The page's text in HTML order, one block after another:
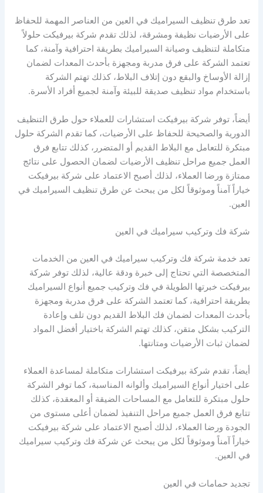
تعد طرق تنظيف السيراميك في العين من العناصر المهمة للحفاظ
على الأرضيات نظيفة ومشرقة، لذلك تقدم شركة بيرفيكت حلولاً
متكاملة لتنظيف وصيانة السيراميك بطريقة احترافية وآمنة، كما
تعتمد الشركة على فرق مدربة ومجهزة بأحدث المعدات لضمان
إزالة الأوساخ والبقع دون إتلاف البلاط، كذلك تهتم الشركة
باستخدام مواد تنظيف صديقة للبيئة وآمنة لجميع أفراد الأسرة.
أيضاً، توفر شركة بيرفيكت استشارات للعملاء حول طرق التنظيف
الدورية والصحيحة للحفاظ على الأرضيات، كما تقدم الشركة حلول
مبتكرة للتعامل مع البلاط القديم أو المتضرر، كذلك تتابع فرق
العمل جميع مراحل تنظيف الأرضيات لضمان الحصول على نتائج
ممتازة ورضا العملاء، لذلك أصبح الاعتماد على شركة بيرفيكت
خياراً آمناً وموثوقاً لكل من يبحث عن طرق تنظيف السيراميك في
العين.
شركة فك وتركيب سيراميك في العين
تعد خدمة شركة فك وتركيب سيراميك في العين من الخدمات
المتخصصة التي تحتاج إلى خبرة ودقة عالية، لذلك توفر شركة
بيرفيكت خبرتها الطويلة في فك وتركيب جميع أنواع السيراميك
بطريقة احترافية، كما تعتمد الشركة على فرق مدربة ومجهزة
بأحدث المعدات لضمان فك البلاط القديم دون تلف وإعادة
التركيب بشكل متقن، كذلك تهتم الشركة باختيار أفضل المواد
لضمان ثبات الأرضيات ومتانتها.
أيضاً، تقدم شركة بيرفيكت استشارات متكاملة لمساعدة العملاء
على اختيار أنواع السيراميك وألوانه المناسبة، كما توفر الشركة
حلول مبتكرة للتعامل مع المساحات الضيقة أو المعقدة، كذلك
تتابع فرق العمل جميع مراحل التنفيذ لضمان أعلى مستوى من
الجودة ورضا العملاء، لذلك أصبح الاعتماد على شركة بيرفيكت
خياراً آمناً وموثوقاً لكل من يبحث عن شركة فك وتركيب سيراميك
في العين.
تجديد حمامات في العين